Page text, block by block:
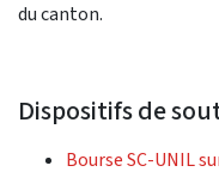
du canton.
Dispositifs de
Bourse SC-UNIL